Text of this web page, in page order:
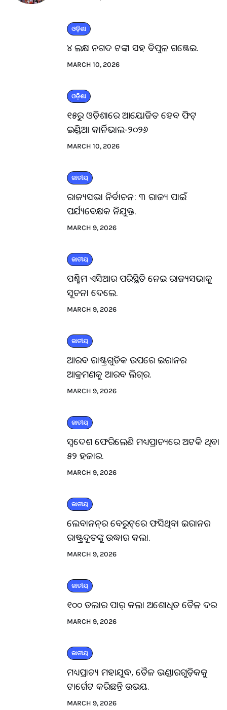
ଓଡ଼ିଶା
୪ ଲକ୍ଷ ନଗଦ ଟଙ୍କା ସହ ବିପୁଳ ଗଞ୍ଜେଇ.
MARCH 10, 2026
ଓଡ଼ିଶା
୧୫ରୁ ଓଡ଼ିଶାରେ ଆୟୋଜିତ ହେବ ଫିଟ୍
ଇଣ୍ଡିଆ କାର୍ନିଭାଲ-୨୦୨୬
MARCH 10, 2026
ଜାତୀୟ
ରାଜ୍ୟସଭା ନିର୍ବାଚନ: ୩ ରାଜ୍ୟ ପାଇଁ
ପର୍ଯ୍ୟବେକ୍ଷକ ନିଯୁକ୍ତ.
MARCH 9, 2026
ଜାତୀୟ
ପଶ୍ଚିମ ଏସିଆର ପରିସ୍ଥିତି ନେଇ ରାଜ୍ୟସଭାକୁ
ସୂଚନା ଦେଲେ.
MARCH 9, 2026
ଜାତୀୟ
ଆରବ ରାଷ୍ଟ୍ରଗୁଡିକ ଉପରେ ଇରାନର
ଆକ୍ରମଣକୁ ଆରବ ଲିଗ୍‌ର.
MARCH 9, 2026
ଜାତୀୟ
ସ୍ବଦେଶ ଫେରିଲେଣି ମଧ୍ୟପ୍ରାଚ୍ୟରେ ଅଟକି ଥିବା
୫୨ ହଜାର.
MARCH 9, 2026
ଜାତୀୟ
ଲେବାନନ୍‌ର ବେରୁଟ୍‌ରେ ଫସିଥିବା ଇରାନର
ରାଷ୍ଟ୍ରଦୂତଙ୍କୁ ଉଦ୍ଧାର କଲା.
MARCH 9, 2026
ଜାତୀୟ
୧୦୦ ଡଲାର ପାର୍ କଲା ଅଶୋଧିତ ତୈଳ ଦର
MARCH 9, 2026
ଜାତୀୟ
ମଧ୍ୟପ୍ରାଚ୍ୟ ମହାଯୁଦ୍ଧ, ତୈଳ ଭଣ୍ଡାରଗୁଡ଼ିକକୁ
ଟାର୍ଗେଟ କରିଛନ୍ତି ଉଭୟ.
MARCH 9, 2026